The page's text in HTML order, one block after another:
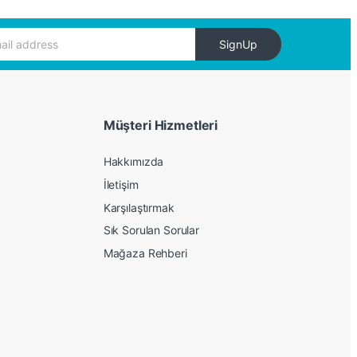
SignUp
Müşteri Hizmetleri
Hakkımızda
İletişim
Karşılaştırmak
Sık Sorulan Sorular
Mağaza Rehberi